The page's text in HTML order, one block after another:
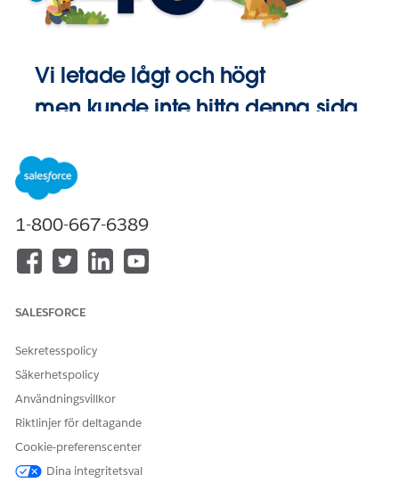
Vi letade lågt och högt
men kunde inte hitta denna sida.
1-800-667-6389
SALESFORCE
Sekretesspolicy
Säkerhetspolicy
Användningsvillkor
Riktlinjer för deltagande
Cookie-preferenscenter
Dina integritetsval